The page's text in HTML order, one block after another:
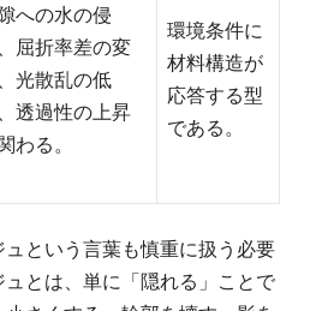
への水の侵
屈折率差の変
光散乱の低
透過性の上昇
わる。
環境条件に
材料構造が
応答する型
である。
という言葉も慎重に扱う必要
とは、単に「隠れる」ことで